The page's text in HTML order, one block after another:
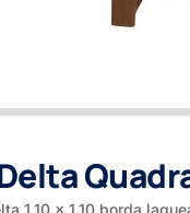
1,10 x 1,10 borda